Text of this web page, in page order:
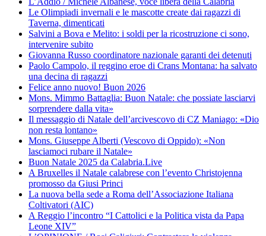
Le Olimpiadi invernali e le mascotte create dai ragazzi di
Taverna, dimenticati
Salvini a Bova e Melito: i soldi per la ricostruzione ci sono,
intervenire subito
Giovanna Russo coordinatore nazionale garanti dei detenuti
Paolo Campolo, il reggino eroe di Crans Montana: ha salvato
una decina di ragazzi
Felice anno nuovo! Buon 2026
Mons. Mimmo Battaglia: Buon Natale: che possiate lasciarvi
sorprendere dalla vita»
Il messaggio di Natale dell’arcivescovo di CZ Maniago: «Dio
non resta lontano»
Mons. Giuseppe Alberti (Vescovo di Oppido): «Non
lasciamoci rubare il Natale»
Buon Natale 2025 da Calabria.Live
A Bruxelles il Natale calabrese con l’evento Christojenna
promosso da Giusi Princi
La nuova bella sede a Roma dell’Associazione Italiana
Coltivatori (AIC)
A Reggio l’incontro “I Cattolici e la Politica vista da Papa
Leone XIV”